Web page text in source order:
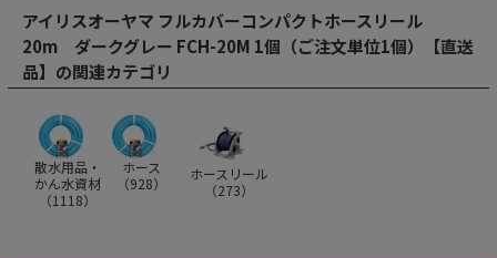
アイリスオーヤマ フルカバーコンパクトホースリール
20m ダークグレー FCH-20M 1個（ご注文単位1個）【直送
品】の関連カテゴリ
散水用品・
かん水資材
（1118）
ホース
（928）
ホースリール
（273）